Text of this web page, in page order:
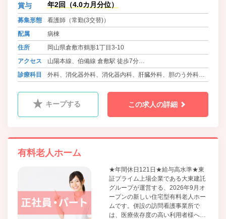
賞与 年2回（4.0カ月分位）
募集形態
看護師（常勤(3交替)）
配属
病棟
住所
岡山県倉敷市鶴形1丁目3-10
アクセス
山陽本線、伯備線 倉敷駅 徒歩7分
バス 両備バス・下電バス 昭和町 徒歩5分
診療科目
外科、消化器外科、消化器内科、肝臓外科、胆のう外科、
射線科、ﾘﾊﾋﾞﾘﾃｰｼｮﾝ科
キープする この求人の詳細
有料老人ホーム
★年間休日121日★給与高水準★東
証プライム上場企業である大東建託
グループが運営する、2026年9月オ
ープンの新しい住宅型有料老人ホー
ムです。併設の訪問看護事業所で
は、医療依存度の高い利用者様への